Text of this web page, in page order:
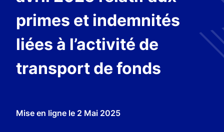
primes et indemnités
liées à l’activité de
transport de fonds
Mise en ligne le 2 Mai 2025